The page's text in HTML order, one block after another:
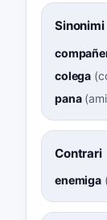
Sinonimi
colega (
pana(
Contrari
enemiga